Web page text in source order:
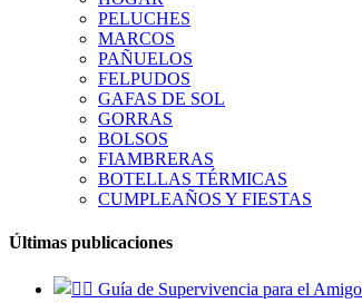
PELUCHES
MARCOS
PAÑUELOS
FELPUDOS
GAFAS DE SOL
GORRAS
BOLSOS
FIAMBRERAS
BOTELLAS TÉRMICAS
CUMPLEAÑOS Y FIESTAS
Últimas publicaciones